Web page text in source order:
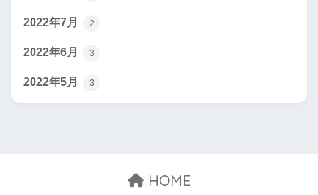
2022年7月 2
2022年6月 3
2022年5月 3
HOME